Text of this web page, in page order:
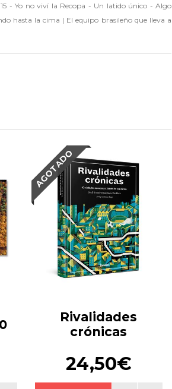
- Yo no viví la Recopa - Un latido único - Algo
hasta la cima | El equipo brasileño que lleva a
AGOTADO
Rivalidades
crónicas
24,50€